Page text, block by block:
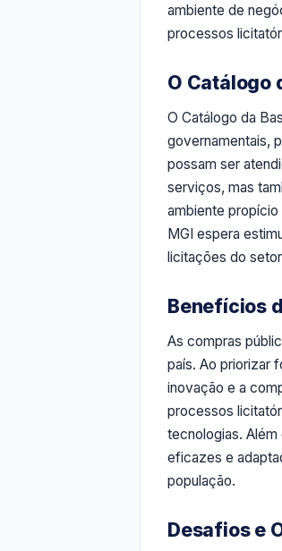
ambiente de
processos
O Catálogo
O Catálogo da
governamentais,
possam ser
serviços, mas
ambiente
MGI espera
licitações do
Benefícios
As compras
país. Ao priorizar
inovação e a
processos
tecnologias.
eficazes e
população.
Desafios e